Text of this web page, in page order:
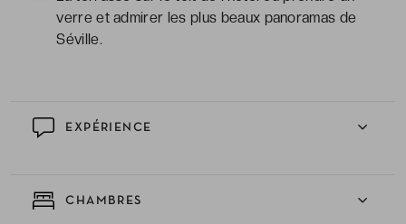
verre et admirer les plus beaux panoramas de
Séville.
EXPÉRIENCE
CHAMBRES